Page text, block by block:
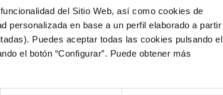
del Sitio Web, así como cookies de
personalizada en base a un perfil elaborado a partir
Puedes aceptar todas las cookies pulsando el
el botón “Configurar”. Puede obtener más
DE LA CANTERA
OFICIALES CON